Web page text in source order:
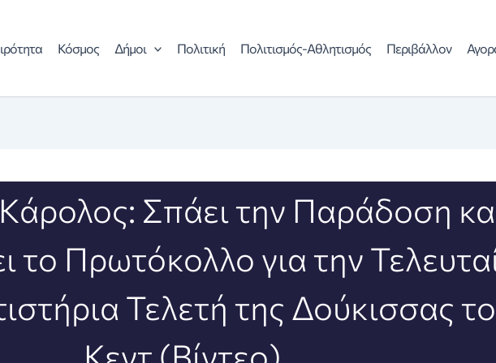
Κόσμος Δήμοι Πολιτική Πολιτισμός-Αθλητισμός Περιβάλλον
Σπάει την Παράδοση
το Πρωτόκολλο για την
Τελετή της Δούκισσας